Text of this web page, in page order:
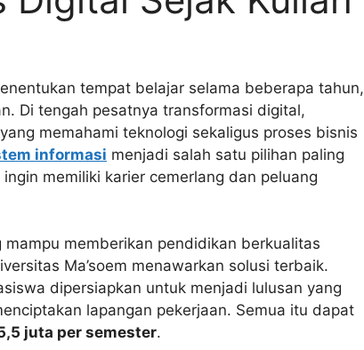
tempat belajar selama beberapa tahun,
Di tengah pesatnya transformasi digital,
memahami teknologi sekaligus proses bisnis
informasi menjadi salah satu pilihan paling
memiliki karier cemerlang dan peluang
memberikan pendidikan berkualitas
Ma’soem menawarkan solusi terbaik.
dipersiapkan untuk menjadi lulusan yang
lapangan pekerjaan. Semua itu dapat
juta per semester.